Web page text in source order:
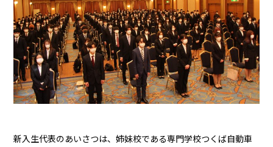
新入生代表のあいさつは、姉妹校である専門学校つくば自動車